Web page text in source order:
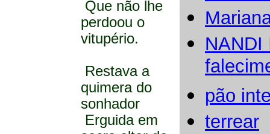
Que não lhe
perdoou o
vitupério.
Restava a
quimera do
sonhador
Erguida em
NANDI
pão
terrear